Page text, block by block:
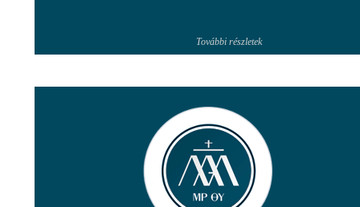
További részletek